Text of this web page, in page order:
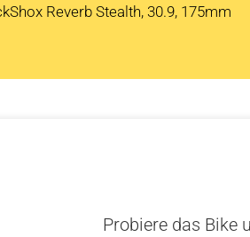
Reverb Stealth, 30.9, 175mm
Probiere das Bike